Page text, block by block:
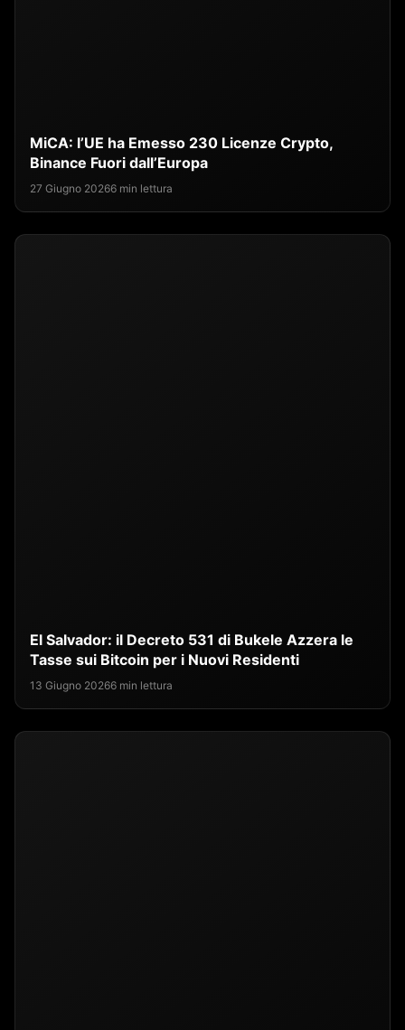
MiCA: l’UE ha Emesso 230 Licenze Crypto,
Binance Fuori dall’Europa
27 Giugno 20266 min lettura
El Salvador: il Decreto 531 di Bukele Azzera le
Tasse sui Bitcoin per i Nuovi Residenti
13 Giugno 20266 min lettura